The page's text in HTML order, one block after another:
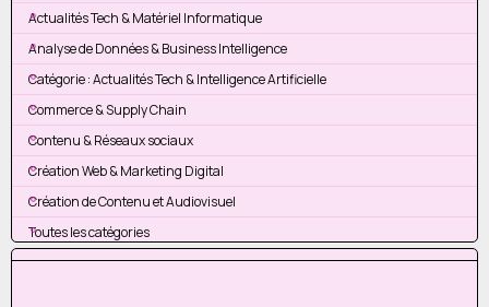
Actualités Tech & Matériel Informatique
Analyse de Données & Business Intelligence
Catégorie : Actualités Tech & Intelligence Artificielle
Commerce & Supply Chain
Contenu & Réseaux sociaux
Création Web & Marketing Digital
Création de Contenu et Audiovisuel
Toutes les catégories
Sauter le bloc